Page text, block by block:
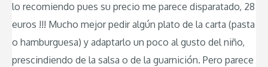
lo recomiendo pues su precio me parece disparatado, 28
euros !!! Mucho mejor pedir algún plato de la carta (pasta
o hamburguesa) y adaptarlo un poco al gusto del niño,
prescindiendo de la salsa o de la guarnición. Pero parece